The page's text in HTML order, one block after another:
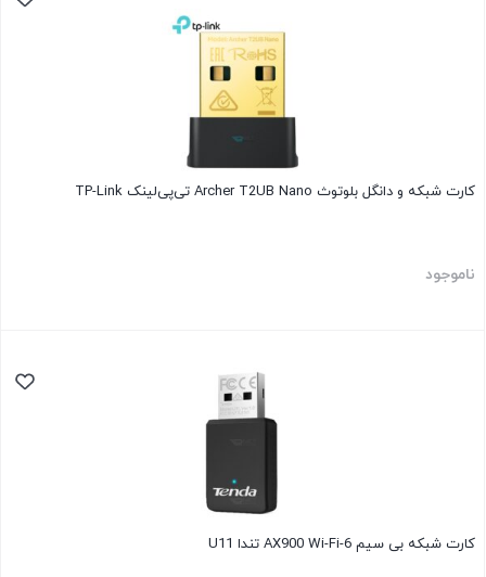
کارت شبکه و دانگل بلوتوث Archer T2UB Nano تی‌پی‌لینک TP-Link
ناموجود
کارت شبکه بی سیم AX900 Wi-Fi-6 تندا U11